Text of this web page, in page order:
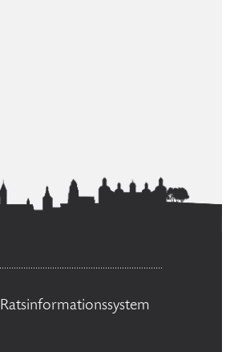
Ratsinformationssystem